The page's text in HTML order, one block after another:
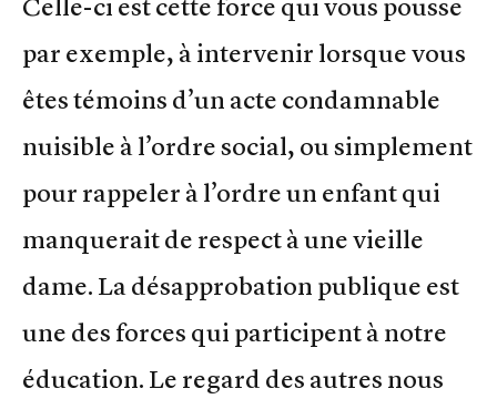
Celle-ci est cette force qui vous pousse
par exemple, à intervenir lorsque vous
êtes témoins d’un acte condamnable
nuisible à l’ordre social, ou simplement
pour rappeler à l’ordre un enfant qui
manquerait de respect à une vieille
dame. La désapprobation publique est
une des forces qui participent à notre
éducation. Le regard des autres nous